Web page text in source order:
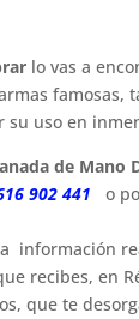
lo vas a
famosas,
uso en
de Mano
902 441 o
información
recibes, en
que te